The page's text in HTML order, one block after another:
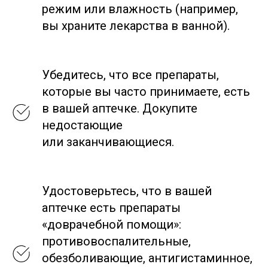
режим или влажность (например,
вы храните лекарства в ванной).
Убедитесь, что все препараты,
которые вы часто принимаете, есть
в вашей аптечке. Докупите
недостающие
или заканчивающиеся.
Удостоверьтесь, что в вашей
аптечке есть препараты
«доврачебной помощи»:
противовоспалительные,
обезболивающие, антигистаминное,